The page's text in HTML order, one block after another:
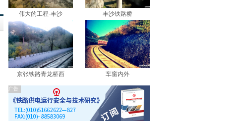
伟大的工程-丰沙 丰沙铁路桥
京张铁路青龙桥西 车窗内外
广告